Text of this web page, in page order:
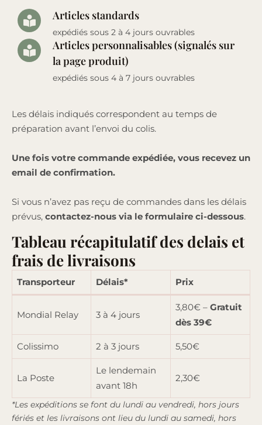
Articles standards
expédiés sous 2 à 4 jours ouvrables
Articles personnalisables (signalés sur
la page produit)
expédiés sous 4 à 7 jours ouvrables
Les délais indiqués correspondent au temps de
préparation avant l’envoi du colis.
Une fois votre commande expédiée, vous recevez un
email de confirmation.
Si vous n’avez pas reçu de commandes dans les délais
prévus, contactez-nous via le formulaire ci-dessous.
Tableau récapitulatif des delais et
frais de livraisons
Transporteur Délais* Prix
Mondial Relay 3 à 4 jours
3,80€ – Gratuit
dès 39€
Colissimo 2 à 3 jours 5,50€
La Poste
Le lendemain
avant 18h
2,30€
*Les expéditions se font du lundi au vendredi, hors jours
fériés et les livraisons ont lieu du lundi au samedi, hors